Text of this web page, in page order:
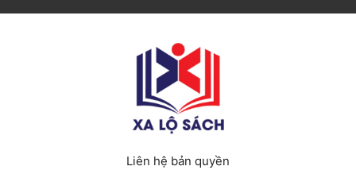
Liên hệ bản quyền